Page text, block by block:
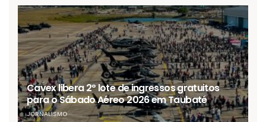
Cavex libera 2º lote de ingressos gratuitos
para o Sábado Aéreo 2026 em Taubaté
JORNALISMO